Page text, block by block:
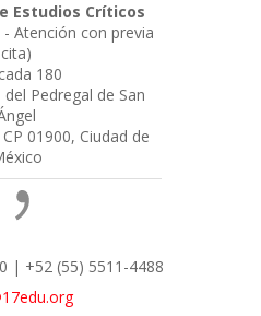
Estudios Críticos
- Atención con previa
cita)
180
del Pedregal de San
01900, Ciudad de
| +52 (55) 5511-4488